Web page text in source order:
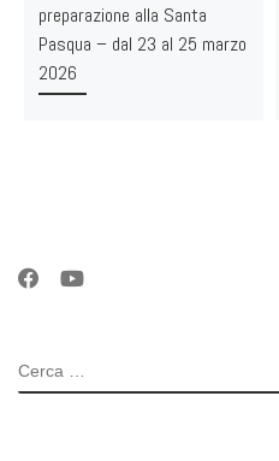
preparazione alla Santa
Pasqua – dal 23 al 25 marzo
2026
CERCA